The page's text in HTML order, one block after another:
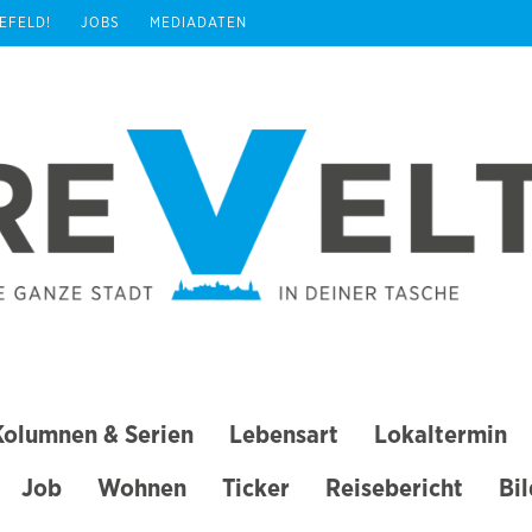
JOBS MEDIADATEN
& Serien Lebensart Lokaltermin
Job Wohnen Ticker Reisebericht